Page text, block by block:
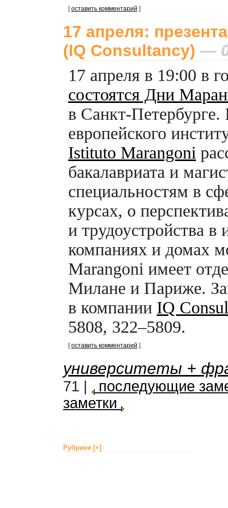
[оставить комментарий ]
17 апреля:
(IQ Consultancy) —
17 апреля в 19:00 в
состоятся Дни
в Санкт-Петербурге.
европейского
Istituto Marangoni
бакалавриата и
специальностям в
курсах, о
и трудоустройства в
компаниях и домах
Marangoni имеет
Милане и Париже.
в компании IQ
5808, 322–5809.
[оставить комментарий ]
университеты +
71 |
последующие
заметки
Рубрики [+]